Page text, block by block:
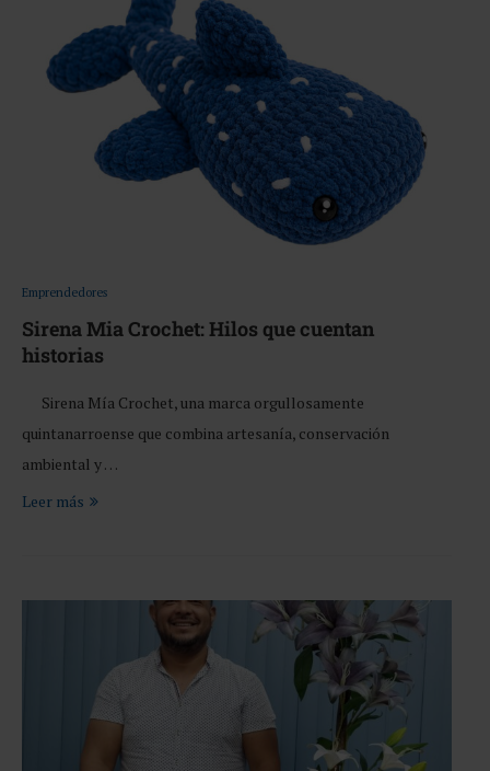
Emprendedores
Sirena Mia Crochet: Hilos que cuentan
historias
Sirena Mía Crochet, una marca orgullosamente
quintanarroense que combina artesanía, conservación
ambiental y …
Leer más